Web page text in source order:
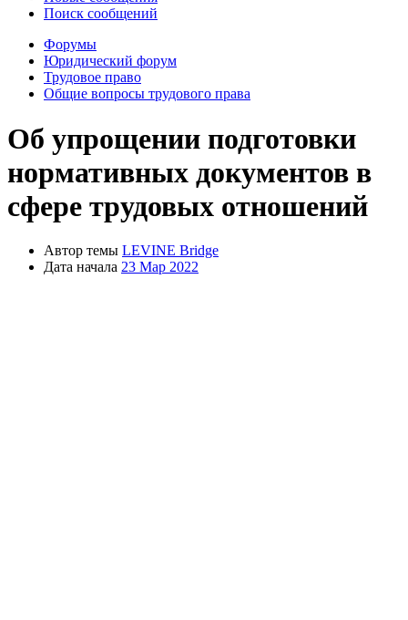
Поиск сообщений
Форумы
Юридический форум
Трудовое право
Общие вопросы трудового права
Об упрощении подготовки
нормативных документов в
сфере трудовых отношений
Автор темы LEVINE Bridge
Дата начала 23 Мар 2022